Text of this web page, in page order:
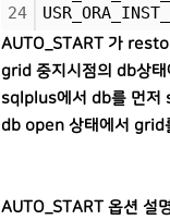
24
AUTO_START 가
grid 중지시점의 db상태
sqlplus에서 db를 먼저
db open 상태에서 grid
AUTO_START 옵션 설